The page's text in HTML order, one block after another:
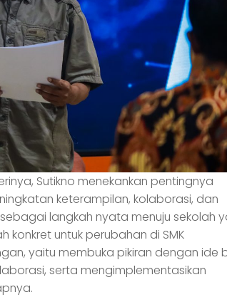
Sutikno menekankan pentingnya
keterampilan, kolaborasi, dan
langkah nyata menuju sekolah
konkret untuk perubahan di SMK
yaitu membuka pikiran dengan ide
serta mengimplementasikan